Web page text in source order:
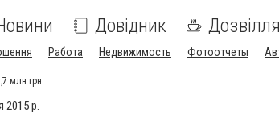
Довідник Дозвілля
Работа Недвижимость Фотоотчеты
млн грн
2015 р.